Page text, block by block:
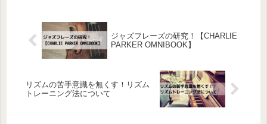
ジャズフレーズの研究！【CHARLIE
PARKER OMNIBOOK】
リズムの苦手意識を無くす！リズム
トレーニング法について